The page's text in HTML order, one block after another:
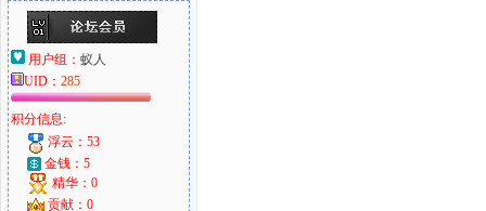
用户组： 蚁人
UID： 285
积分信息:
浮云：53
金钱：5
精华：0
贡献：0